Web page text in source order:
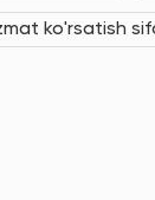
ko'rsatish